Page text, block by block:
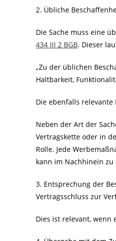
2. Übliche
Die Sache muss eine
434 III 2 BGB. Dieser
„Zu der üblichen
Haltbarkeit,
Die ebenfalls relevante
Neben der Art der
Vertragskette oder in
Rolle. Jede
kann im Nachhinein
3. Entsprechung der
Vertragsschluss zur
Dies ist relevant, wenn